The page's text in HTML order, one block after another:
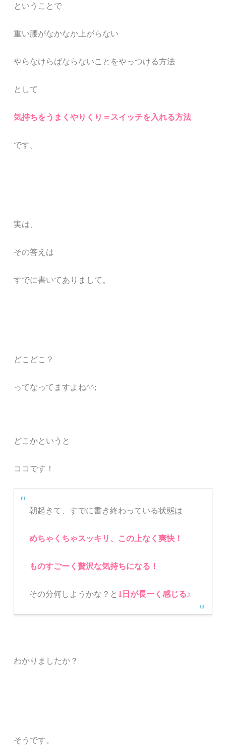
ということで
重い腰がなかなか上がらない
やらなけらばならないことをやっつける方法
として
気持ちをうまくやりくり＝スイッチを入れる方法
です。
実は、
その答えは
すでに書いてありまして。
どこどこ？
ってなってますよね^^;
どこかというと
ココです！
朝起きて、すでに書き終わっている状態は
めちゃくちゃスッキリ、 この上なく爽快！
ものすごーく贅沢な気持ちになる！
その分何しようかな？と 1日が長ーく感じる♪
わかりましたか？
そうです。